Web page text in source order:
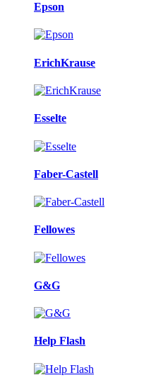
Epson
ErichKrause
Esselte
Faber-Castell
Fellowes
G&G
Help Flash